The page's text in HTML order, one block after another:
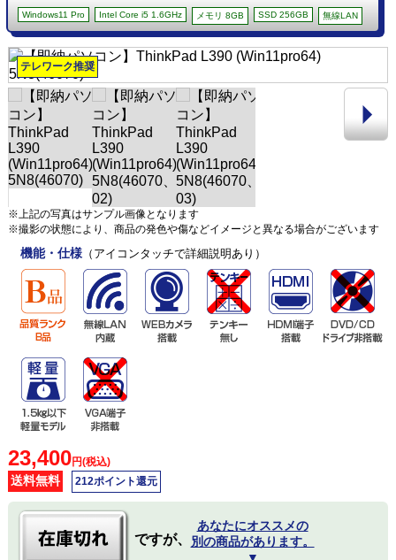
Windows11 Pro Intel Core i5 1.6GHz メモリ 8GB SSD 256GB 無線LAN
テレワーク推奨
※上記の写真はサンプル画像となります
※撮影の状態により、商品の発色や傷などイメージと異なる場合がございます
機能・仕様（アイコンタッチで詳細説明あり）
23,400円(税込)
送料無料 212ポイント還元
ですが、
あなたにオススメの
別の商品があります。